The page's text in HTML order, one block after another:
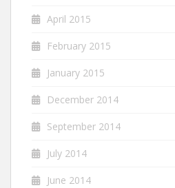
April 2015
February 2015
January 2015
December 2014
September 2014
July 2014
June 2014